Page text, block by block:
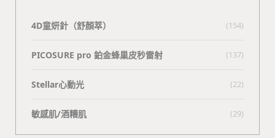
4D童妍針（舒顏萃） (154)
PICOSURE pro 鉑金蜂巢皮秒雷射 (137)
Stellar心動光 (22)
敏感肌/酒糟肌 (29)